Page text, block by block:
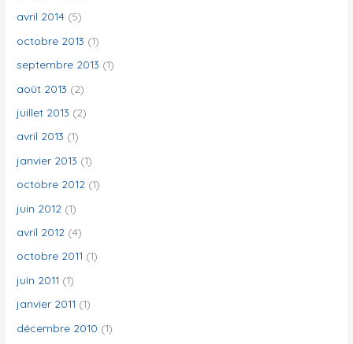
avril 2014 (5)
octobre 2013 (1)
septembre 2013 (1)
août 2013 (2)
juillet 2013 (2)
avril 2013 (1)
janvier 2013 (1)
octobre 2012 (1)
juin 2012 (1)
avril 2012 (4)
octobre 2011 (1)
juin 2011 (1)
janvier 2011 (1)
décembre 2010 (1)